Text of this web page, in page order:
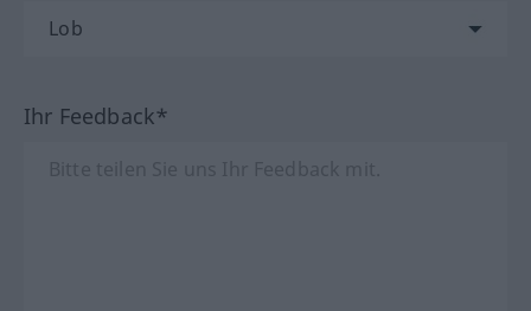
Ihr Feedback*